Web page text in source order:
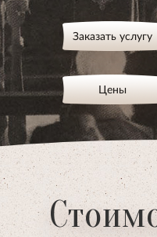
Заказать услугу
Цены